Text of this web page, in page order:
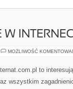
W
MOŻLIWOŚĆ
to
wszystkim